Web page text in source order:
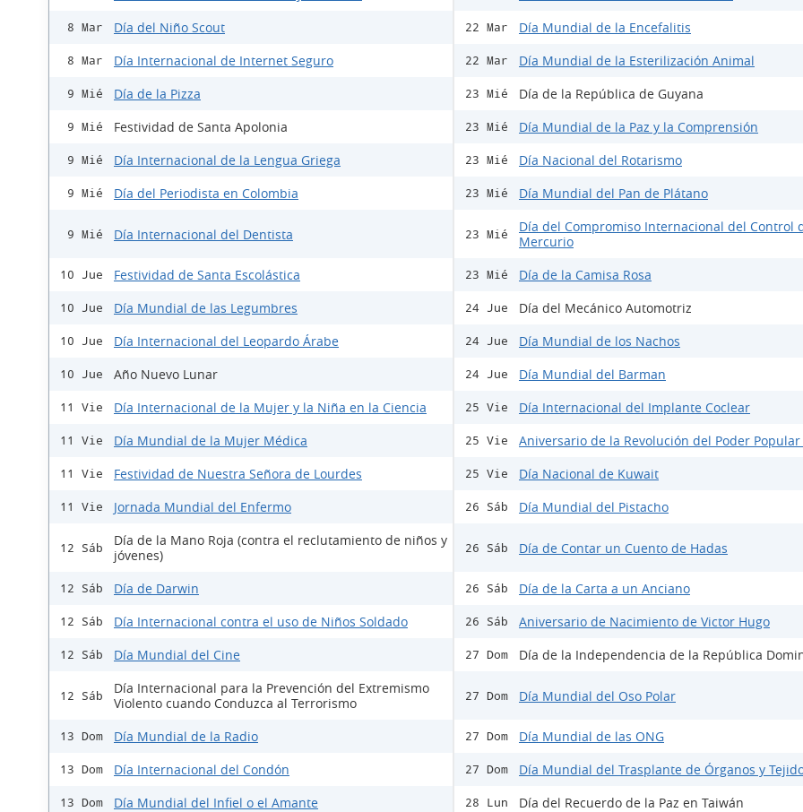
8 Mar Día del Niño Scout
8 Mar Día Internacional de Internet Seguro
9 Mié Día de la Pizza
9 Mié Festividad de Santa Apolonia
9 Mié Día Internacional de la Lengua Griega
9 Mié Día del Periodista en Colombia
9 Mié Día Internacional del Dentista
10 Jue Festividad de Santa Escolástica
10 Jue Día Mundial de las Legumbres
10 Jue Día Internacional del Leopardo Árabe
10 Jue Año Nuevo Lunar
11 Vie Día Internacional de la Mujer y la Niña en la Ciencia
11 Vie Día Mundial de la Mujer Médica
11 Vie Festividad de Nuestra Señora de Lourdes
11 Vie Jornada Mundial del Enfermo
12 Sáb
Día de la Mano Roja (contra el reclutamiento de niños y
jóvenes)
12 Sáb Día de Darwin
12 Sáb Día Internacional contra el uso de Niños Soldado
12 Sáb Día Mundial del Cine
12 Sáb
Día Internacional para la Prevención del Extremismo
Violento cuando Conduzca al Terrorismo
13 Dom Día Mundial de la Radio
13 Dom Día Internacional del Condón
13 Dom Día Mundial del Infiel o el Amante
22 Mar Día Mundial de la Encefalitis
22 Mar Día Mundial de la Esterilización Animal
23 Mié Día de la República de Guyana
23 Mié Día Mundial de la Paz y la Comprensión
23 Mié Día Nacional del Rotarismo
23 Mié Día Mundial del Pan de Plátano
23 Mié
Día del Compromiso Internacional del Control
Mercurio
23 Mié Día de la Camisa Rosa
24 Jue Día del Mecánico Automotriz
24 Jue Día Mundial de los Nachos
24 Jue Día Mundial del Barman
25 Vie Día Internacional del Implante Coclear
25 Vie Aniversario de la Revolución del Poder Popular
25 Vie Día Nacional de Kuwait
26 Sáb Día Mundial del Pistacho
26 Sáb Día de Contar un Cuento de Hadas
26 Sáb Día de la Carta a un Anciano
26 Sáb Aniversario de Nacimiento de Victor Hugo
27 Dom Día de la Independencia de la República
27 Dom Día Mundial del Oso Polar
27 Dom Día Mundial de las ONG
27 Dom Día Mundial del Trasplante de Órganos y
28 Lun Día del Recuerdo de la Paz en Taiwán